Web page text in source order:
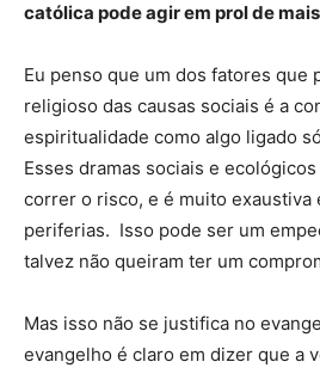
católica pode agir em prol de
Eu penso que um dos fatores que
religioso das causas sociais é a
espiritualidade como algo ligado
Esses dramas sociais e
correr o risco, e é muito exaustiva
periferias. Isso pode ser um
talvez não queiram ter um
Mas isso não se justifica no
evangelho é claro em dizer que a